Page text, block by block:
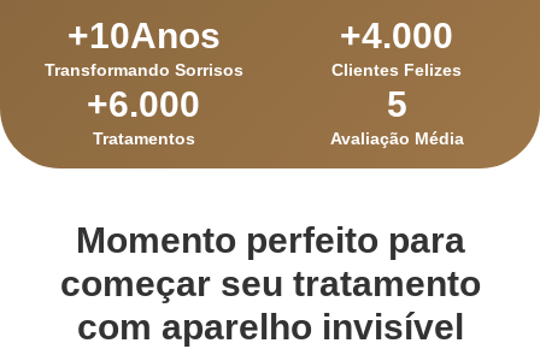
Transformando Sorrisos
+10Anos
Clientes Felizes
+4.000
Tratamentos
+6.000
Avaliação Média
5
Momento perfeito para
começar seu tratamento
com aparelho invisível